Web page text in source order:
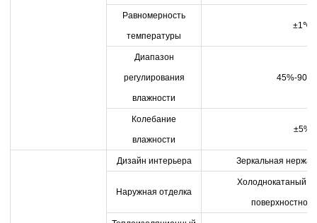
Равномерность
температуры
±1℃
Диапазон
регулирования
влажности
45%-
Колебание
влажности
±5%
Дизайн интерьера Зеркальная
Наружная отделка
Холоднокатаный
поверхностное